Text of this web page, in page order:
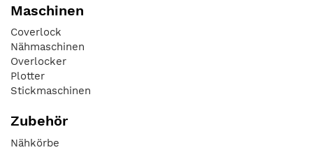
Maschinen
Coverlock
Nähmaschinen
Overlocker
Plotter
Stickmaschinen
Zubehör
Nähkörbe